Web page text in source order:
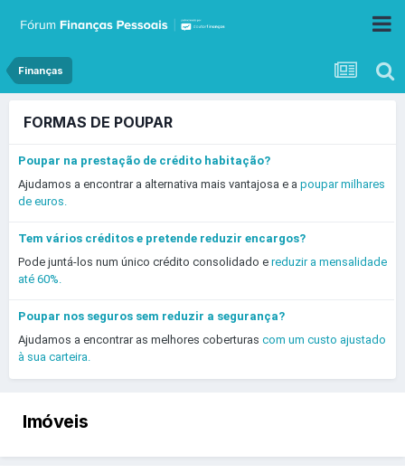
Finanças
FORMAS DE POUPAR
Poupar na prestação de crédito habitação?
Ajudamos a encontrar a alternativa mais vantajosa e a poupar milhares
de euros.
Tem vários créditos e pretende reduzir encargos?
Pode juntá-los num único crédito consolidado e reduzir a mensalidade
até 60%.
Poupar nos seguros sem reduzir a segurança?
Ajudamos a encontrar as melhores coberturas com um custo ajustado
à sua carteira.
Imóveis